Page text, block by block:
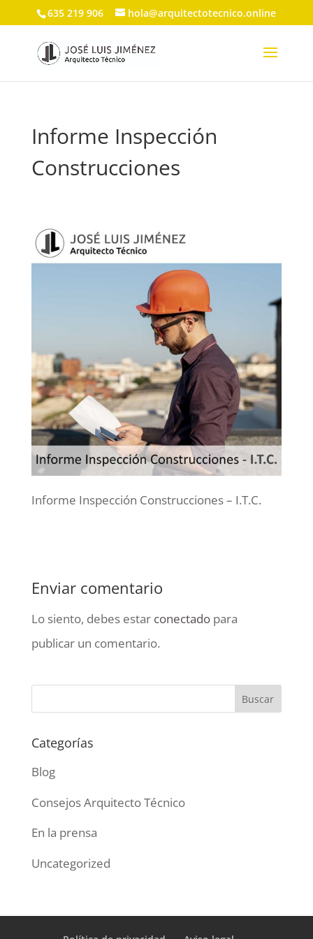
635 219 906 hola@arquitectotecnico.online
Informe Inspección
Construcciones
Informe Inspección Construcciones – I.T.C.
Enviar comentario
Lo siento, debes estar conectadopara
publicar un comentario.
Categorías
Blog
Consejos Arquitecto Técnico
En la prensa
Uncategorized